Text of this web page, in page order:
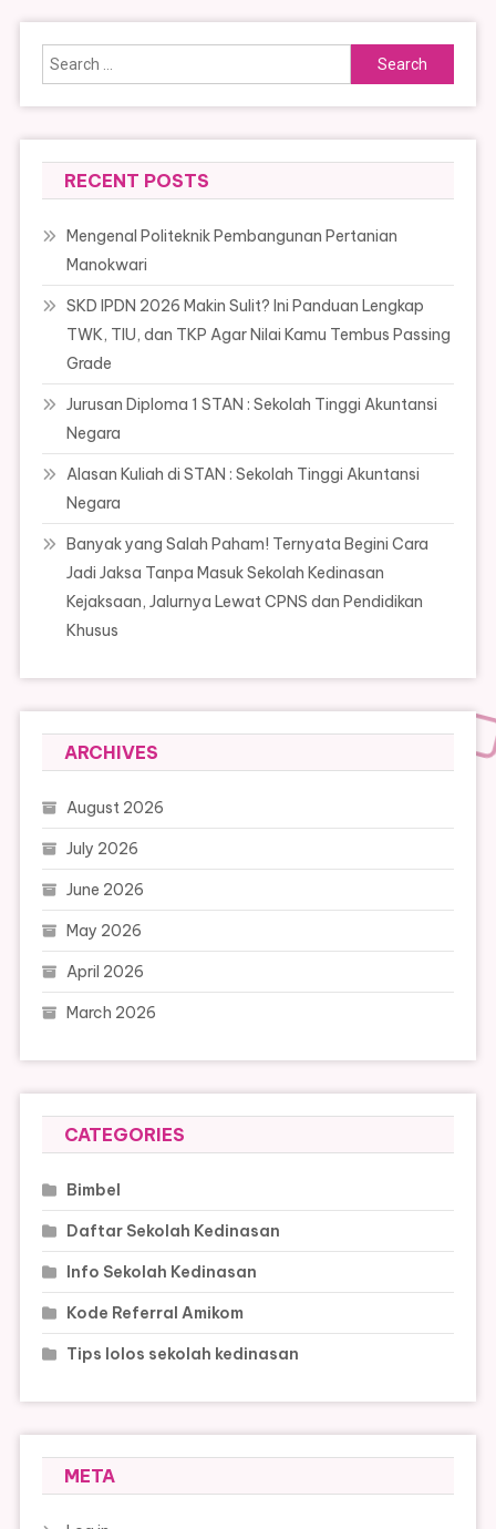
Search
for:
RECENT POSTS
Mengenal Politeknik Pembangunan Pertanian
Manokwari
SKD IPDN 2026 Makin Sulit? Ini Panduan Lengkap
TWK, TIU, dan TKP Agar Nilai Kamu Tembus Passing
Grade
Jurusan Diploma 1 STAN : Sekolah Tinggi Akuntansi
Negara
Alasan Kuliah di STAN : Sekolah Tinggi Akuntansi
Negara
Banyak yang Salah Paham! Ternyata Begini Cara
Jadi Jaksa Tanpa Masuk Sekolah Kedinasan
Kejaksaan, Jalurnya Lewat CPNS dan Pendidikan
Khusus
ARCHIVES
August 2026
July 2026
June 2026
May 2026
April 2026
March 2026
CATEGORIES
Bimbel
Daftar Sekolah Kedinasan
Info Sekolah Kedinasan
Kode Referral Amikom
Tips lolos sekolah kedinasan
META